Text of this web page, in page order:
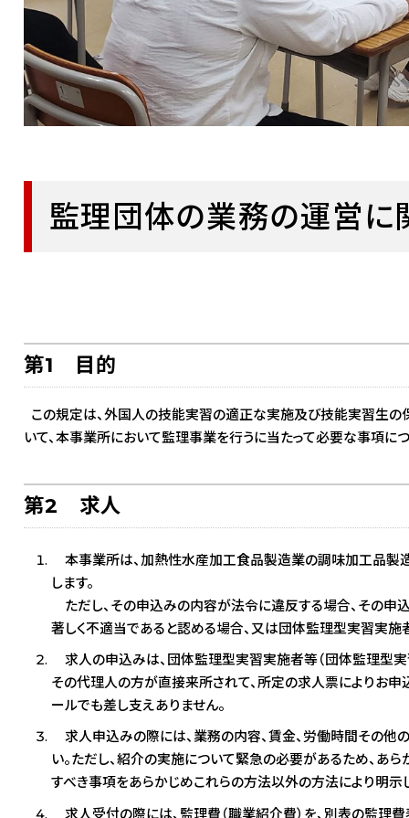
監理団体の業務の運営に
第1 目的
この規定は、外国人の技能実習の適正な実施及び技能実習生の
いて、本事業所において監理事業を行うに当たって必要な事項につ
第2 求人
本事業所は、加熱性水産加工食品製造業の調味加工品製
します。
ただし、その申込みの内容が法令に違反する場合、その
著しく不適当であると認める場合、又は団体監理型実習実
求人の申込みは、団体監理型実習実施者等（団体監理型実
その代理人の方が直接来所されて、所定の求人票によりお申
ールでも差し支えありません。
求人申込みの際には、業務の内容、賃金、労働時間その他
い。ただし、紹介の実施について緊急の必要があるため、あ
すべき事項をあらかじめこれらの方法以外の方法により明示し
求人受付の際には、監理費（職業紹介費）を、別表の監理